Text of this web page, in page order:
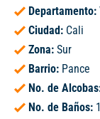
Departamento:
Ciudad: Cali
Zona: Sur
Barrio: Pance
No. de
No. de Baños: 1